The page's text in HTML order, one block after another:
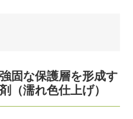
固な保護層を形成す
（濡れ色仕上げ）